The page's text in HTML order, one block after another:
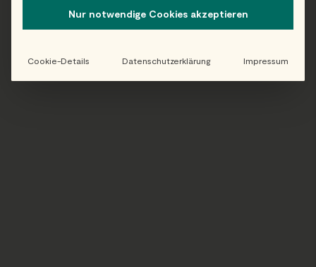
Folge uns auf Instagram!
Nur notwendige Cookies akzeptieren
Cookie-Details Datenschutzerklärung Impressum